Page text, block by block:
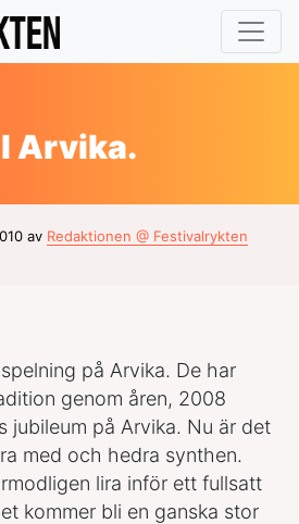
Arvika.
av Redaktionen @ Festivalrykten
på Arvika. De har
genom åren, 2008
jubileum på Arvika. Nu är det
med och hedra synthen.
lira inför ett fullsatt
kommer bli en ganska stor